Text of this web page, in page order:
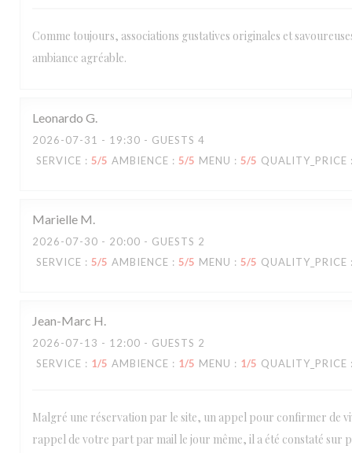
Comme toujours, associations gustatives originales et
ambiance agréable.
Leonardo G
2026-07-31 - 19:30 - GUESTS 4
SERVICE : 5/5 AMBIENCE : 5/5 MENU : 5/5 QUALITY_PRICE
Marielle M
2026-07-30 - 20:00 - GUESTS 2
SERVICE : 5/5 AMBIENCE : 5/5 MENU : 5/5 QUALITY_PRICE
Jean-Marc H
2026-07-13 - 12:00 - GUESTS 2
SERVICE : 1/5 AMBIENCE : 1/5 MENU : 1/5 QUALITY_PRICE
Malgré une réservation par le site, un appel pour confirmer de
rappel de votre part par mail le jour même, il a été constaté sur